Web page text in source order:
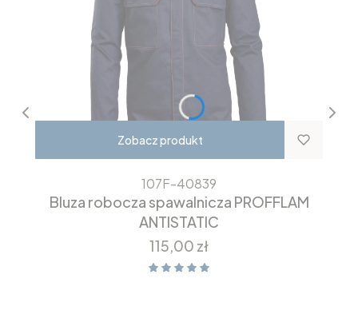
Zobacz produkt
107F-40839
Bluza robocza spawalnicza PROFFLAM
ANTISTATIC
Cena
115,00 zł